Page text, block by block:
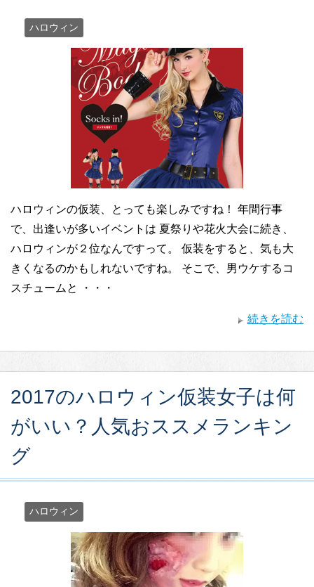
ハロウィン
ハロウィンの仮装、とっても楽しみですね！ 年間行事
で、出逢いが多いイベントは 夏祭りや花火大会に続き、
ハロウィンが２位なんですって。 仮装をすると、気も大
きくなるのかもしれないですね。 そこで、男ウケするコ
スチュームと ・・・
続きを読む
2017のハロウィン仮装女子は何
がいい？人気おススメランキン
グ
ハロウィン